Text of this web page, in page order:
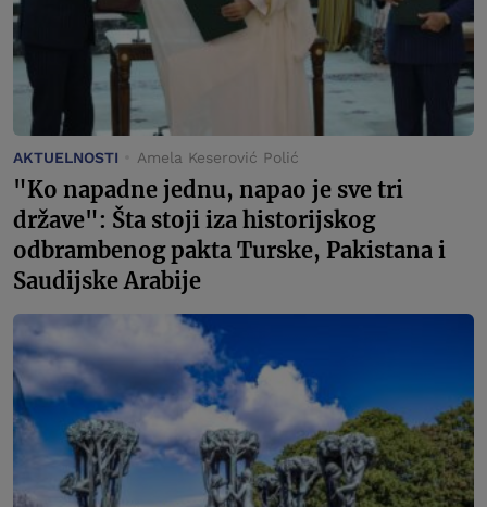
AKTUELNOSTI Amela Keserović Polić
"Ko napadne jednu, napao je sve tri
države": Šta stoji iza historijskog
odbrambenog pakta Turske, Pakistana i
Saudijske Arabije